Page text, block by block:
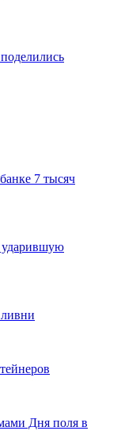
7 тысяч
ударившую
Дня поля в